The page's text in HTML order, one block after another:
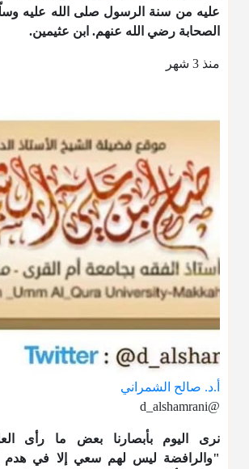
عليه من سنة الرسول صلى الله عليه
الصحابة رضي الله عنهم. ابن عثيمين.
منذ 3 شهر
أ.د. صالح الشمراني
@d_alshamrani
نرى اليوم بأبصارنا بعض ما رأى
"والرافضة ليس لهم سعي إلا في هدم